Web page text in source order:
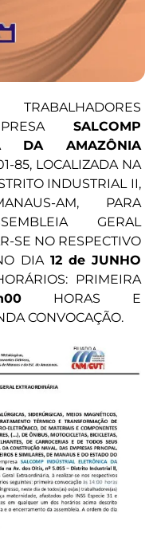
SALCOMP
DA AMAZÔNIA
85, LOCALIZADA NA
INDUSTRIAL II,
AM, PARA
GERAL
SE NO RESPECTIVO
DIA12 de JUNHO
PRIMEIRA
HORAS E
CONVOCAÇÃO.